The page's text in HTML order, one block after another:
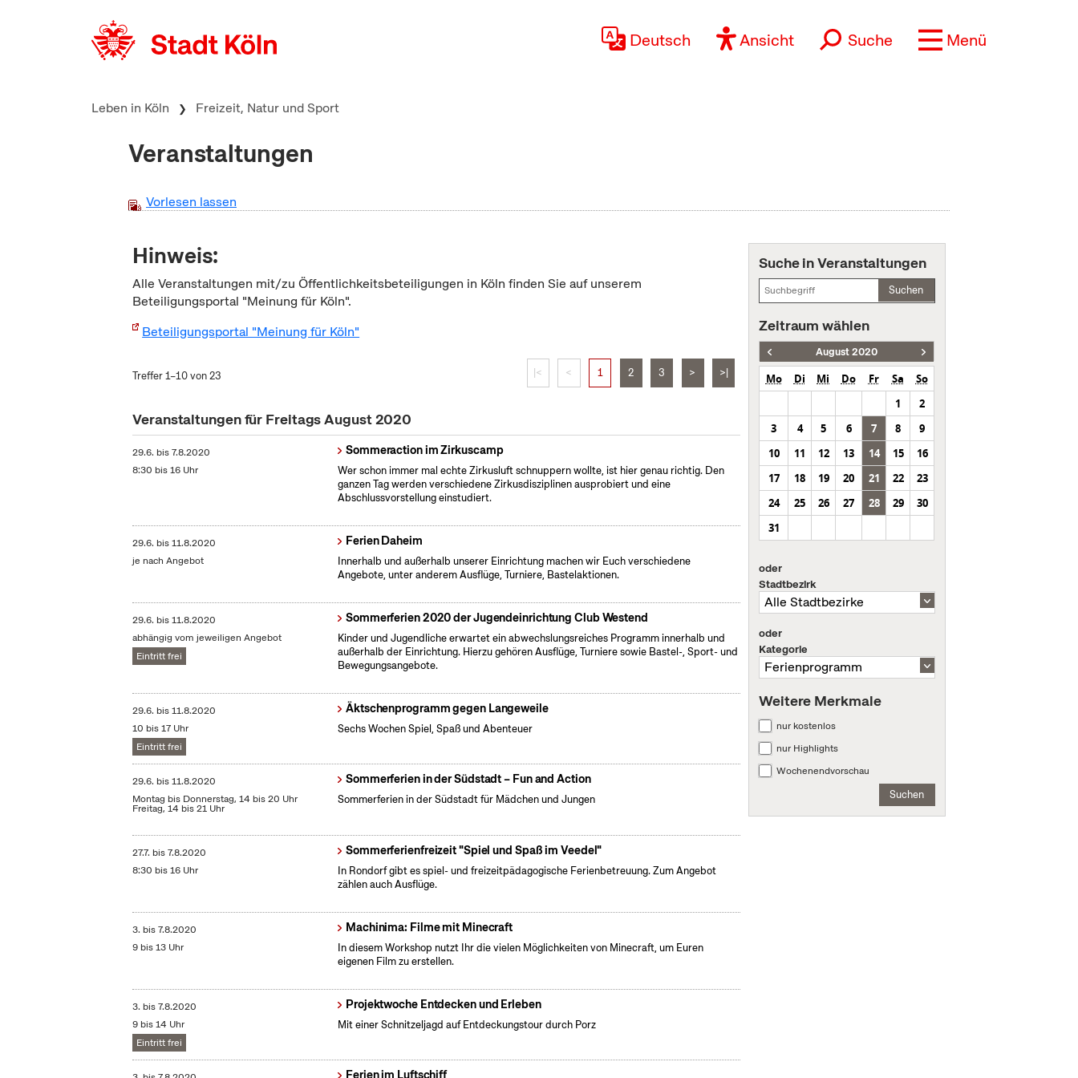
Deutsch Ansicht Suche Menü
Leben in Köln Freizeit, Natur und Sport
Veranstaltungen
Vorlesen lassen
Hinweis:
Alle Veranstaltungen mit/zu Öffentlichkeitsbeteiligungen in Köln finden Sie auf unserem
Beteiligungsportal "Meinung für Köln".
Beteiligungsportal "Meinung für Köln"
Treffer 1–10 von 23 |< < 1 2 3 > >|
Veranstaltungen für Freitags August 2020
29.6. bis7.8.2020
8:30 bis 16 Uhr
Sommeraction im Zirkuscamp
Wer schon immer mal echte Zirkusluft schnuppern wollte, ist hier genau richtig. Den
ganzen Tag werden verschiedene Zirkusdisziplinen ausprobiert und eine
Abschlussvorstellung einstudiert.
29.6. bis11.8.2020
je nach Angebot
Ferien Daheim
Innerhalb und außerhalb unserer Einrichtung machen wir Euch verschiedene
Angebote, unter anderem Ausflüge, Turniere, Bastelaktionen.
29.6. bis11.8.2020
abhängig vom jeweiligen Angebot
Eintritt frei
Sommerferien 2020 der Jugendeinrichtung Club Westend
Kinder und Jugendliche erwartet ein abwechslungsreiches Programm innerhalb und
außerhalb der Einrichtung. Hierzu gehören Ausflüge, Turniere sowie Bastel-, Sport- und
Bewegungsangebote.
29.6. bis11.8.2020
10 bis 17 Uhr
Eintritt frei
Äktschenprogramm gegen Langeweile
Sechs Wochen Spiel, Spaß und Abenteuer
29.6. bis11.8.2020
Montag bis Donnerstag, 14 bis 20 Uhr
Freitag, 14 bis 21 Uhr
Sommerferien in der Südstadt – Fun and Action
Sommerferien in der Südstadt für Mädchen und Jungen
27.7. bis7.8.2020
8:30 bis 16 Uhr
Sommerferienfreizeit "Spiel und Spaß im Veedel"
In Rondorf gibt es spiel- und freizeitpädagogische Ferienbetreuung. Zum Angebot
zählen auch Ausflüge.
3. bis7.8.2020
9 bis 13 Uhr
Machinima: Filme mit Minecraft
In diesem Workshop nutzt Ihr die vielen Möglichkeiten von Minecraft, um Euren
eigenen Film zu erstellen.
3. bis7.8.2020
9 bis 14 Uhr
Eintritt frei
Projektwoche Entdecken und Erleben
Mit einer Schnitzeljagd auf Entdeckungstour durch Porz
Ferien im Luftschiff
Suche in Veranstaltungen
Suchen
Zeitraum wählen
August 2020
Mo Di Mi Do Fr Sa
So
1
2
3
4 5 6 7 8
9
10
11 12 13 14 15
16
17
18 19 20 21 22
23
24
25 26 27 28 29
30
31
oder
Stadtbezirk
oder
Kategorie
Weitere Merkmale
nur kostenlos
nur Highlights
Wochenendvorschau
Suchen